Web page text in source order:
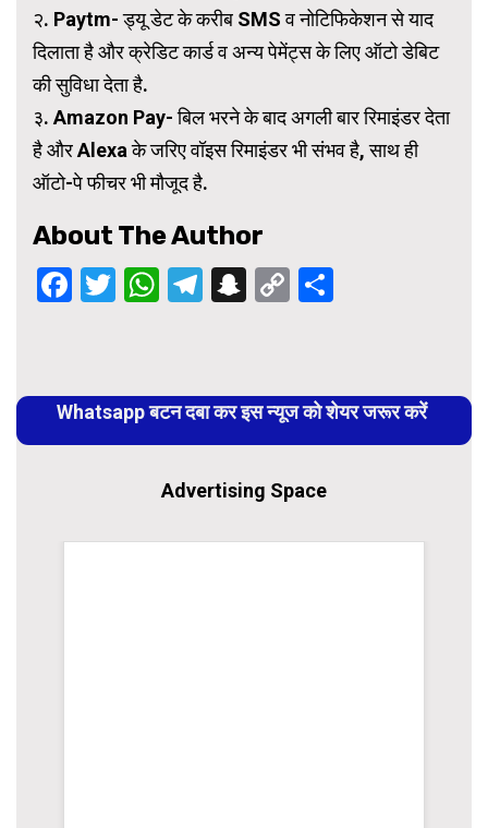
२. Paytm- ड्यू डेट के करीब SMS व नोटिफिकेशन से याद
दिलाता है और क्रेडिट कार्ड व अन्य पेमेंट्स के लिए ऑटो डेबिट
की सुविधा देता है.
३. Amazon Pay- बिल भरने के बाद अगली बार रिमाइंडर देता
है और Alexa के जरिए वॉइस रिमाइंडर भी संभव है, साथ ही
ऑटो-पे फीचर भी मौजूद है.
About The Author
Facebook
Twitter
WhatsApp
Telegram
Snapchat
Copy
Reading
Whatsapp बटन दबा कर इस न्यूज को शेयर जरूर करें
Advertising Space